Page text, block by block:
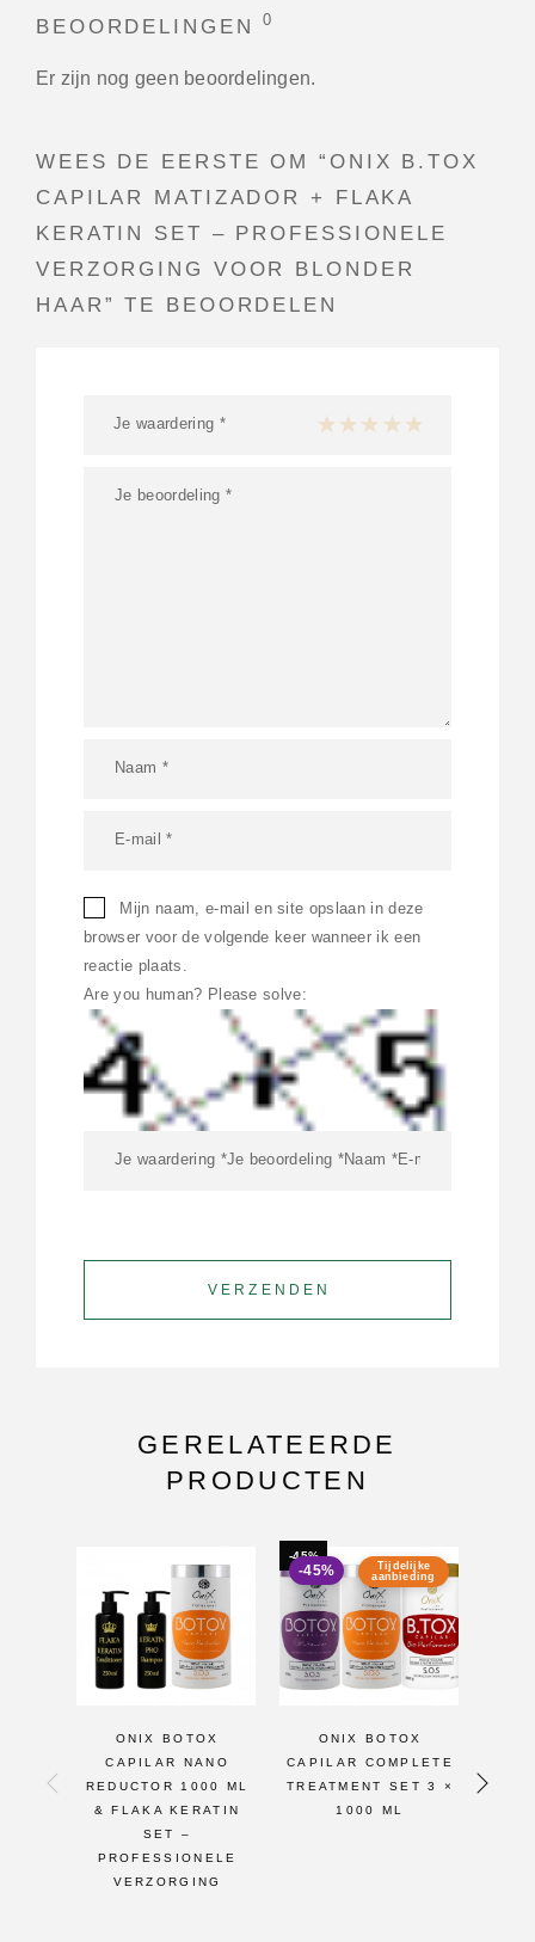
BEOORDELINGEN0
Er zijn nog geen beoordelingen.
WEES DE EERSTE OM “ONIX B.TOX
CAPILAR MATIZADOR + FLAKA
KERATIN SET – PROFESSIONELE
VERZORGING VOOR BLONDER
HAAR” TE BEOORDELEN
Je waardering * 1 van de 5 sterren
2 van de 5 sterren
3 van de 5 sterren
4 van de 5 sterren
Mijn naam, e-mail en site opslaan in deze
browser voor de volgende keer wanneer ik een
reactie plaats.
Are you human? Please solve:
GERELATEERDE
PRODUCTEN
ONIX BOTOX
CAPILAR NANO
REDUCTOR 1000 ML
& FLAKA KERATIN
SET –
PROFESSIONELE
VERZORGING
-45%
Tijdelijke
aanbieding
-45%
ONIX BOTOX
CAPILAR COMPLETE
TREATMENT SET 3 ×
1000 ML